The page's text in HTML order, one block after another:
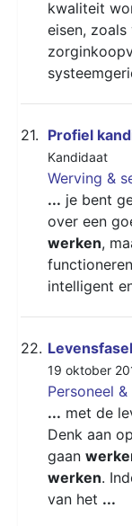
kwaliteit
eisen,
21. Profiel
Kandidaat
Werving &
... je bent
over een
werken,
intelligent
22.
19 oktober
Personeel
... met de
Denk aan
gaan
werken.
van het ...